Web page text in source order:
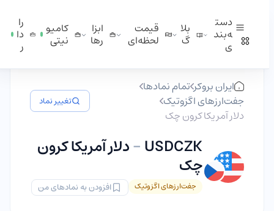
دست
ه‌بند
ی
بلا
گ
قیمت
لحظه‌ای
ابزا
ر‌ها
کامیو
نیتی
را
دا
ر
ایران بروکر تمام نمادها
جفت‌ارزهای اگزوتیک
دلار آمریکا کرون چک
تغییر نماد
USDCZK
-دلار آمریکا کرون
چک
جفت‌ارزهای اگزوتیک افزودن به نمادهای من